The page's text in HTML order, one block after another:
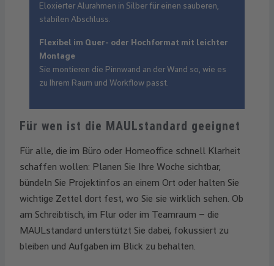
Eloxierter Alurahmen in Silber für einen sauberen,
stabilen Abschluss.
Flexibel im Quer- oder Hochformat mit leichter
Montage
Sie montieren die Pinnwand an der Wand so, wie es
zu Ihrem Raum und Workflow passt.
Für wen ist die MAULstandard geeignet
Für alle, die im Büro oder Homeoffice schnell Klarheit
schaffen wollen: Planen Sie Ihre Woche sichtbar,
bündeln Sie Projektinfos an einem Ort oder halten Sie
wichtige Zettel dort fest, wo Sie sie wirklich sehen. Ob
am Schreibtisch, im Flur oder im Teamraum – die
MAULstandard unterstützt Sie dabei, fokussiert zu
bleiben und Aufgaben im Blick zu behalten.